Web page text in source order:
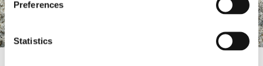
Preferences
Statistics